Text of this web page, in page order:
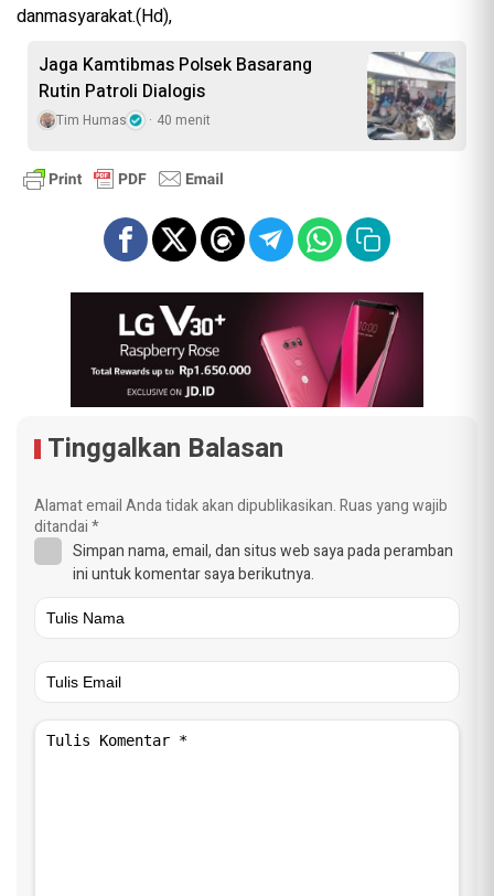
danmasyarakat.(Hd),
Jaga Kamtibmas Polsek Basarang
Rutin Patroli Dialogis
Tim Humas 40 menit
Tinggalkan Balasan
Alamat email Anda tidak akan dipublikasikan.Ruas yang wajib
ditandai*
Simpan nama, email, dan situs web saya pada peramban
ini untuk komentar saya berikutnya.